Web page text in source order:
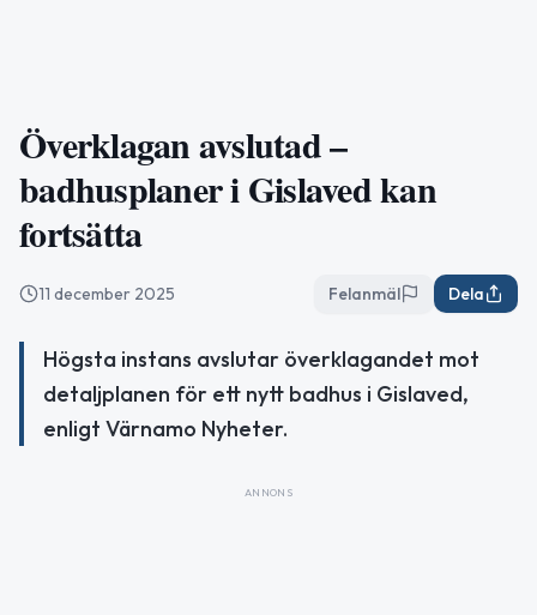
Överklagan avslutad –
badhusplaner i Gislaved kan
fortsätta
11 december 2025 Felanmäl Dela
Högsta instans avslutar överklagandet mot
detaljplanen för ett nytt badhus i Gislaved,
enligt Värnamo Nyheter.
ANNONS